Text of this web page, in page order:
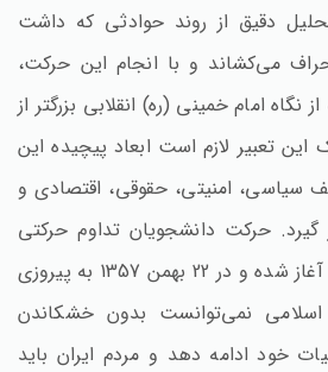
دقیق از روند حوادثی که داشت
می‌کشاند و با انجام این حرکت‌،
امام خمینی (ره‌) انقلابی بزرگتر از
این تعبیر لازم است ابعاد پیچیده این
سیاسی‌، امنیتی‌، حقوقی‌، اقتصادی و
گیرد. حرکت دانشجویان تداوم حرکتی
بود که از 15 خرداد 1342 آغاز شده و در 22 بهمن 1357 به پیروزی
اسلامی نمی‌توانست بدون خشکاندن
خود ادامه دهد و مردم ایران باید